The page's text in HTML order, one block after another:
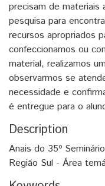
precisam de materiais
pesquisa para
recursos apropriados
confeccionamos ou
material, realizamos
observarmos se
necessidade e
é entregue para o
Description
Anais do 35º
Região Sul - Área